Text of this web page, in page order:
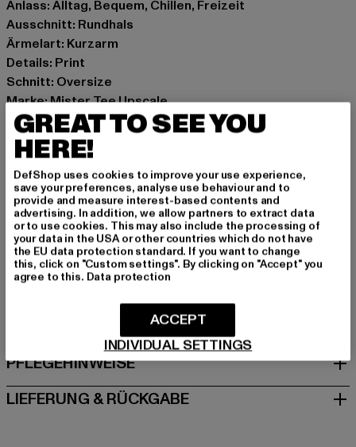
Anlass: Alltag, Bequem, Chillen, Freizeit
Ausschnitt: Rundhals
Ärmelart: Kurzarm
Details: Print
Schnitt: Oversize
Marke: Mister Tee Upscale
Kat.: Tall Tees
Farbe: weiß
Hersteller Farbe: white
Materialzusammensetzung: 100% Baumwolle
Art.Nr: MT2868-00220
Hersteller: TB International GmbH |info@tbint.de
Dr.-Robert-Murjahn-Straße 7 | 64372 Ober-Ramstadt |
DE
GRÖSSE & PASSFORM
PFLEGEHINWEISE
LIEFERUNG & RÜCKGABE
GREAT TO SEE YOU
HERE!
DefShop uses cookies to improve your use experience,
save your preferences, analyse use behaviour and to
provide and measure interest-based contents and
advertising. In addition, we allow partners to extract data
or to use cookies. This may also include the processing of
your data in the USA or other countries which do not have
the EU data protection standard. If you want to change
this, click on "Custom settings". By clicking on "Accept" you
agree to this. Data protection
INDIVIDUAL SETTINGS
ACCEPT